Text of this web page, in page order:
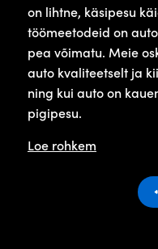
on lihtne, käsipesu
töömeetodeid on
pea võimatu. Meie
auto kvaliteetselt ja
ning kui auto on
pigipesu.
Loe rohkem